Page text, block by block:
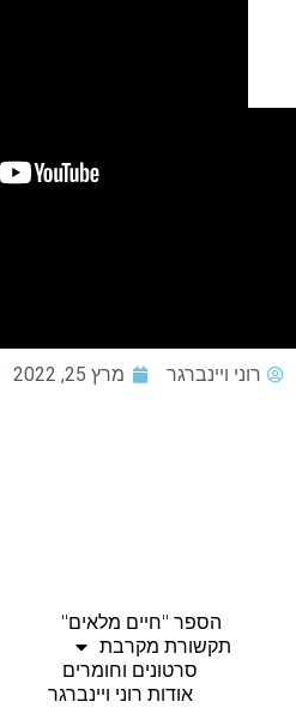
רוני ויינברגר מרץ 25, 2022
הספר "חיים מלאים"
תקשורת מקרבת
סרטונים וחומרים
אודות רוני ויינברגר